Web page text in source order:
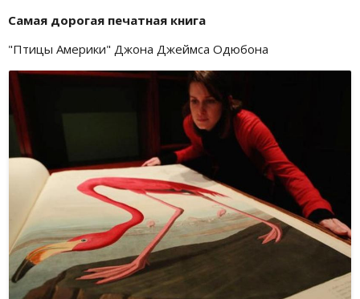
Самая дорогая печатная книга
"Птицы Америки" Джона Джеймса Одюбона